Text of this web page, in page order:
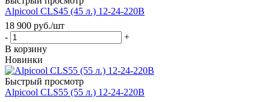
Alpicool CLS45 (45 л.) 12-24-220В
18 900 руб./шт
-
+
В корзину
Новинки
Быстрый просмотр
Alpicool CLS55 (55 л.) 12-24-220В